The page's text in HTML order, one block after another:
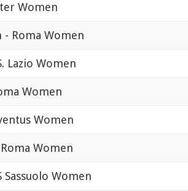
Women
Roma Women
Lazio Women
Women
Women
Women
Sassuolo Women